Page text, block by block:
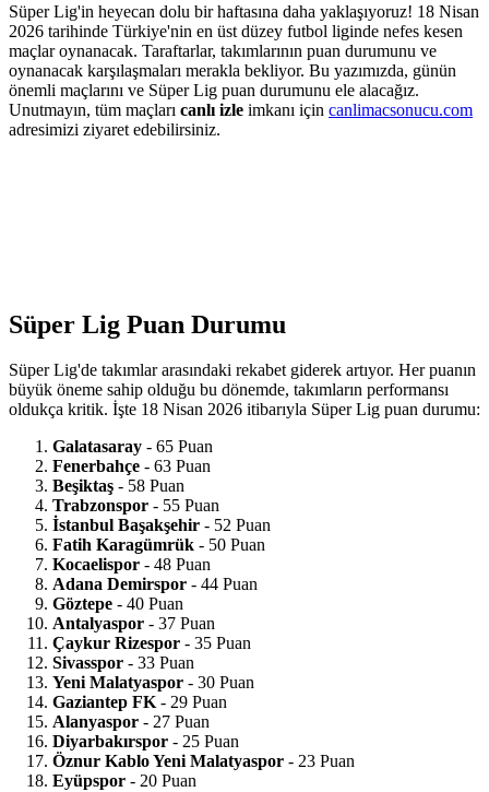
Süper Lig'in heyecan dolu bir haftasına daha yaklaşıyoruz! 18 Nisan
2026 tarihinde Türkiye'nin en üst düzey futbol liginde nefes kesen
maçlar oynanacak. Taraftarlar, takımlarının puan durumunu ve
oynanacak karşılaşmaları merakla bekliyor. Bu yazımızda, günün
önemli maçlarını ve Süper Lig puan durumunu ele alacağız.
Unutmayın, tüm maçları canlı izle imkanı için canlimacsonucu.com
adresimizi ziyaret edebilirsiniz.
Süper Lig Puan Durumu
Süper Lig'de takımlar arasındaki rekabet giderek artıyor. Her puanın
büyük öneme sahip olduğu bu dönemde, takımların performansı
oldukça kritik. İşte 18 Nisan 2026 itibarıyla Süper Lig puan durumu:
Galatasaray - 65 Puan
Fenerbahçe - 63 Puan
Beşiktaş - 58 Puan
Trabzonspor - 55 Puan
İstanbul Başakşehir - 52 Puan
Fatih Karagümrük - 50 Puan
Kocaelispor - 48 Puan
Adana Demirspor - 44 Puan
Göztepe - 40 Puan
Antalyaspor - 37 Puan
Çaykur Rizespor - 35 Puan
Sivasspor - 33 Puan
Yeni Malatyaspor - 30 Puan
Gaziantep FK- 29 Puan
Alanyaspor - 27 Puan
Diyarbakırspor - 25 Puan
Öznur Kablo Yeni Malatyaspor - 23 Puan
Eyüpspor - 20 Puan